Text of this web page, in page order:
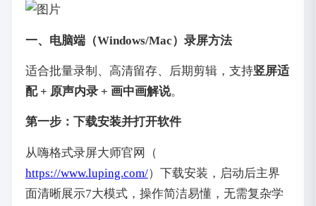
一、电脑端（Windows/Mac）录屏方法
适合批量录制、高清留存、后期剪辑，支持竖屏适
配 + 原声内录 + 画中画解说。
第一步：下载安装并打开软件
从嗨格式录屏大师官网（
https://www.luping.com/）下载安装，启动后主界
面清晰展示7大模式，操作简洁易懂，无需复杂学